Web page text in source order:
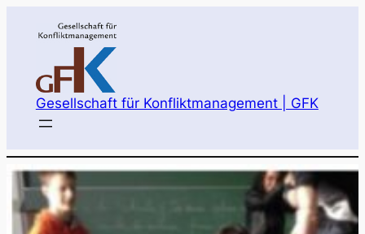
Gesellschaft für Konfliktmanagement | GFK